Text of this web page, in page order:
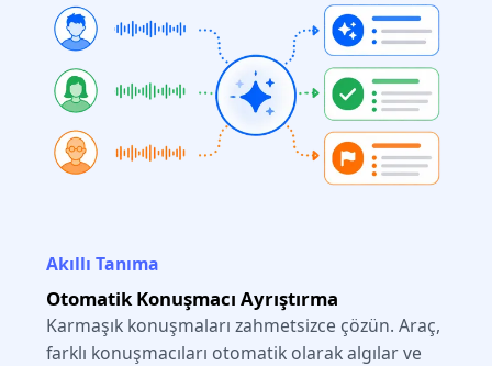
Akıllı Tanıma
Otomatik Konuşmacı Ayrıştırma
Karmaşık konuşmaları zahmetsizce çözün. Araç,
farklı konuşmacıları otomatik olarak algılar ve